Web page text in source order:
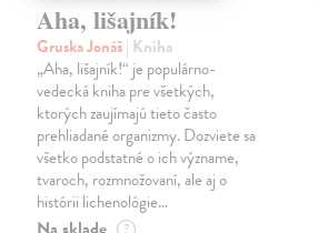
Aha, lišajník!
Gruska Jonáš| Kniha
„Aha, lišajník!“ je populárno-
vedecká kniha pre všetkých,
ktorých zaujímajú tieto často
prehliadané organizmy. Dozviete sa
všetko podstatné o ich význame,
tvaroch, rozmnožovaní, ale aj o
histórii lichenológie…
?